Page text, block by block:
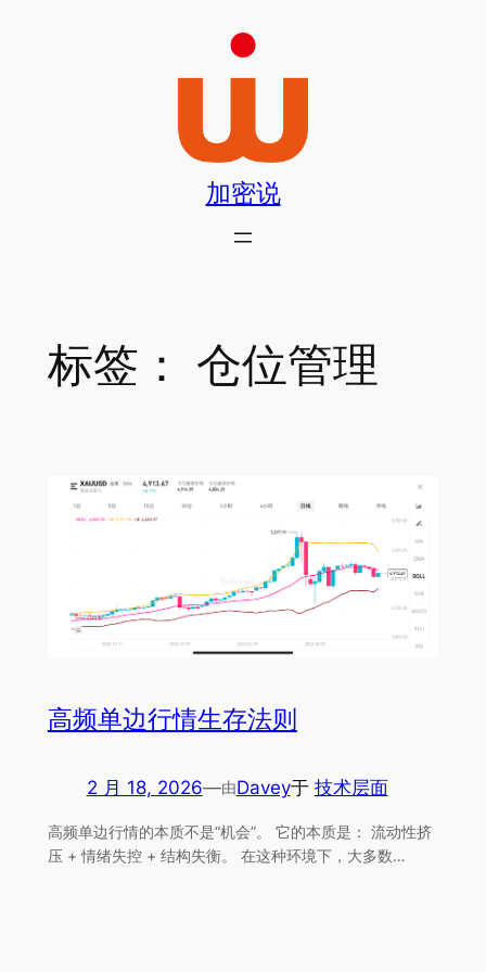
加密说
标签： 仓位管理
高频单边行情生存法则
2 月 18, 2026—由Davey于 技术层面
高频单边行情的本质不是“机会”。 它的本质是： 流动性挤
压 + 情绪失控 + 结构失衡。 在这种环境下，大多数…